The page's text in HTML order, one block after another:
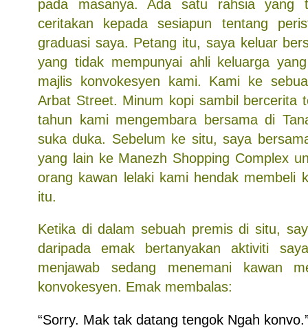
pada masanya. Ada satu rahsia yang
ceritakan kepada sesiapun tentang
graduasi saya. Petang itu, saya keluar
yang tidak mempunyai ahli keluarga
majlis konvokesyen kami. Kami ke
Arbat Street. Minum kopi sambil bercerita
tahun kami mengembara bersama di
suka duka. Sebelum ke situ, saya
yang lain ke Manezh Shopping Complex
orang kawan lelaki kami hendak membeli
itu.
Ketika di dalam sebuah premis di situ,
daripada emak bertanyakan aktiviti
menjawab sedang menemani kawan
konvokesyen. Emak membalas:
“Sorry. Mak tak datang tengok Ngah